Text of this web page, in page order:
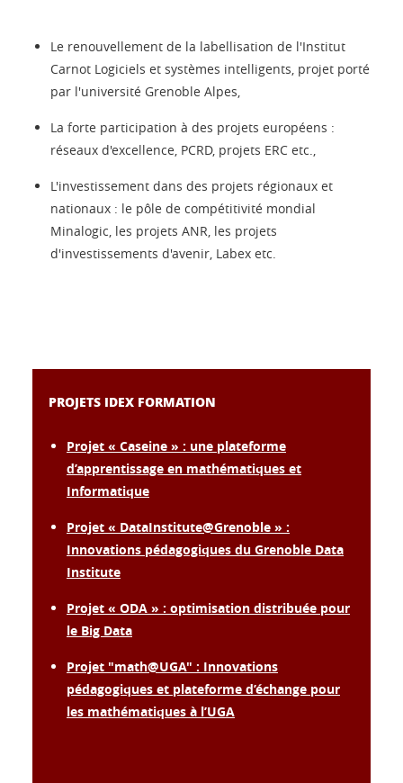
Le renouvellement de la labellisation de l'Institut
Carnot Logiciels et systèmes intelligents, projet porté
par l'université Grenoble Alpes,
La forte participation à des projets européens :
réseaux d'excellence, PCRD, projets ERC etc.,
L'investissement dans des projets régionaux et
nationaux : le pôle de compétitivité mondial
Minalogic, les projets ANR, les projets
d'investissements d'avenir, Labex etc.
PROJETS IDEX FORMATION
Projet « Caseine » : une plateforme
d’apprentissage en mathématiques et
Informatique
Projet « DataInstitute@Grenoble » :
Innovations pédagogiques du Grenoble Data
Institute
Projet « ODA » : optimisation distribuée pour
le Big Data
Projet "math@UGA" : Innovations
pédagogiques et plateforme d’échange pour
les mathématiques à l’UGA